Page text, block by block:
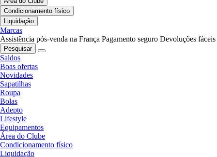
Condicionamento físico
Liquidação
Marcas
Assistência pós-venda na França Pagamento seguro Devoluções fáceis
Pesquisar
Saldos
Boas ofertas
Novidades
Sapatilhas
Roupa
Bolas
Adepto
Lifestyle
Equipamentos
Área do Clube
Condicionamento físico
Liquidação